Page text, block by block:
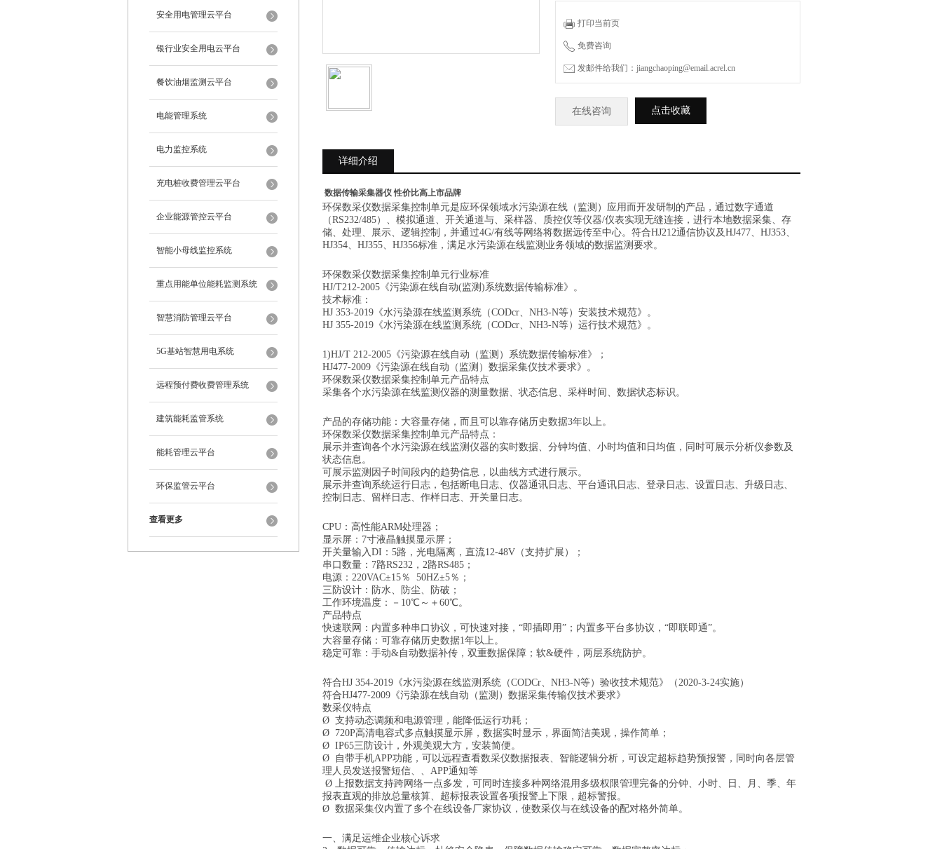
安全用电管理云平台
银行业安全用电云平台
餐饮油烟监测云平台
电能管理系统
电力监控系统
充电桩收费管理云平台
企业能源管控云平台
智能小母线监控系统
重点用能单位能耗监测系统
智慧消防管理云平台
5G基站智慧用电系统
远程预付费收费管理系统
建筑能耗监管系统
能耗管理云平台
环保监管云平台
查看更多
打印当前页
免费咨询
发邮件给我们：jiangchaoping@email.acrel.cn
在线咨询 点击收藏
详细介绍
数据传输采集器仪 性价比高上市品牌
环保数采仪数据采集控制单元是应环保领域水污染源在线（监测）应用而开发研制的产品，通过数字通道
（RS232/485）、模拟通道、开关通道与、采样器、质控仪等仪器/仪表实现无缝连接，进行本地数据采集、存
储、处理、展示、逻辑控制，并通过4G/有线等网络将数据远传至中心。符合HJ212通信协议及HJ477、HJ353、
HJ354、HJ355、HJ356标准，满足水污染源在线监测业务领域的数据监测要求。
环保数采仪数据采集控制单元行业标准
HJ/T212-2005《污染源在线自动(监测)系统数据传输标准》。
技术标准：
HJ 353-2019《水污染源在线监测系统（CODcr、NH3-N等）安装技术规范》。
HJ 355-2019《水污染源在线监测系统（CODcr、NH3-N等）运行技术规范》。
1)HJ/T 212-2005《污染源在线自动（监测）系统数据传输标准》；
HJ477-2009《污染源在线自动（监测）数据采集仪技术要求》。
环保数采仪数据采集控制单元产品特点
采集各个水污染源在线监测仪器的测量数据、状态信息、采样时间、数据状态标识。
产品的存储功能：大容量存储，而且可以靠存储历史数据3年以上。
环保数采仪数据采集控制单元产品特点：
展示并查询各个水污染源在线监测仪器的实时数据、分钟均值、小时均值和日均值，同时可展示分析仪参数及
状态信息。
可展示监测因子时间段内的趋势信息，以曲线方式进行展示。
展示并查询系统运行日志，包括断电日志、仪器通讯日志、平台通讯日志、登录日志、设置日志、升级日志、
控制日志、留样日志、作样日志、开关量日志。
CPU：高性能ARM处理器；
显示屏： 7寸液晶触摸显示屏；
开关量输入DI：5路，光电隔离，直流12-48V（支持扩展）；
串口数量： 7路RS232，2路RS485；
电源： 220VAC±15％ 50HZ±5％；
三防设计：防水、防尘、防破；
工作环境温度：－ 10℃～＋60℃。
产品特点
快速联网：内置多种串口协议，可快速对接， “即插即用”；内置多平台多协议，“即联即通”。
大容量存储：可靠存储历史数据1年以上。
稳定可靠：手动&自动数据补传，双重数据保障；软&硬件，两层系统防护。
符合HJ 354-2019《水污染源在线监测系统（CODCr、NH3-N等）验收技术规范》（2020-3-24实施）
符合HJ477-2009《污染源在线自动（监测）数据采集传输仪技术要求》
数采仪特点
Ø 支持动态调频和电源管理，能降低运行功耗；
Ø 720P高清电容式多点触摸显示屏，数据实时显示，界面简洁美观，操作简单；
Ø IP65三防设计，外观美观大方，安装简便。
Ø 自带手机APP功能，可以远程查看数采仪数据报表、智能逻辑分析，可设定超标趋势预报警，同时向各层管
理人员发送报警短信、、APP通知等
Ø 上报数据支持跨网络一点多发，可同时连接多种网络混用多级权限管理完备的分钟、小时、日、月、季、年
报表直观的排放总量核算、超标报表设置各项报警上下限，超标警报。
Ø 数据采集仪内置了多个在线设备厂家协议，使数采仪与在线设备的配对格外简单。
一、满足运维企业核心诉求